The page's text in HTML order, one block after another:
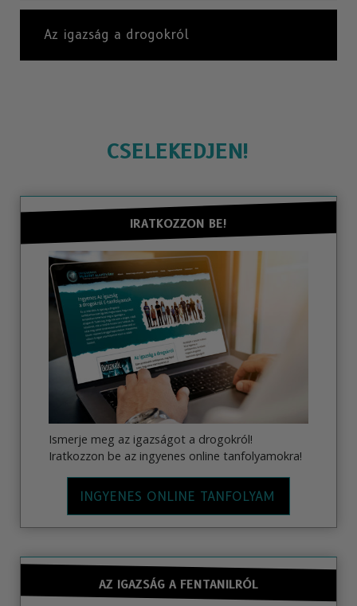
Az igazság a drogokról
CSELEKEDJEN!
IRATKOZZON BE!
Ismerje meg az igazságot a drogokról!
Iratkozzon be az ingyenes online tanfolyamokra!
INGYENES ONLINE TANFOLYAM
AZ IGAZSÁG A FENTANILRÓL